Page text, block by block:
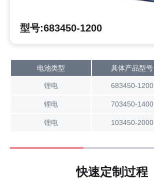
型号:683450-1200
电池类型 具体产品型号
锂电 683450-1200
锂电 703450-1400
锂电 103450-2000
快速定制过程